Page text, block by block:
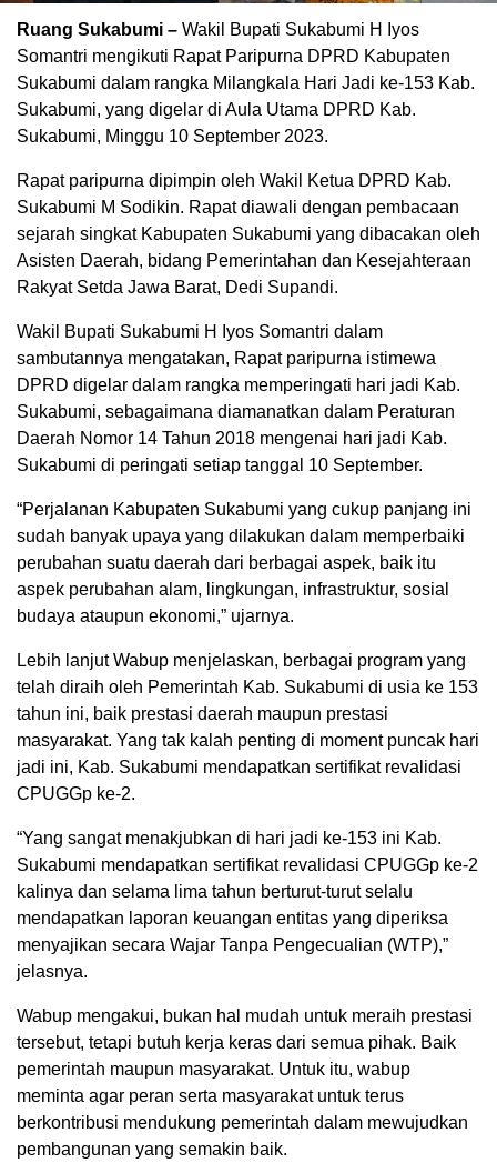
Ruang Sukabumi – Wakil Bupati Sukabumi H Iyos
Somantri mengikuti Rapat Paripurna DPRD Kabupaten
Sukabumi dalam rangka Milangkala Hari Jadi ke-153 Kab.
Sukabumi, yang digelar di Aula Utama DPRD Kab.
Sukabumi, Minggu 10 September 2023.
Rapat paripurna dipimpin oleh Wakil Ketua DPRD Kab.
Sukabumi M Sodikin. Rapat diawali dengan pembacaan
sejarah singkat Kabupaten Sukabumi yang dibacakan oleh
Asisten Daerah, bidang Pemerintahan dan Kesejahteraan
Rakyat Setda Jawa Barat, Dedi Supandi.
Wakil Bupati Sukabumi H Iyos Somantri dalam
sambutannya mengatakan, Rapat paripurna istimewa
DPRD digelar dalam rangka memperingati hari jadi Kab.
Sukabumi, sebagaimana diamanatkan dalam Peraturan
Daerah Nomor 14 Tahun 2018 mengenai hari jadi Kab.
Sukabumi di peringati setiap tanggal 10 September.
“Perjalanan Kabupaten Sukabumi yang cukup panjang ini
sudah banyak upaya yang dilakukan dalam memperbaiki
perubahan suatu daerah dari berbagai aspek, baik itu
aspek perubahan alam, lingkungan, infrastruktur, sosial
budaya ataupun ekonomi,” ujarnya.
Lebih lanjut Wabup menjelaskan, berbagai program yang
telah diraih oleh Pemerintah Kab. Sukabumi di usia ke 153
tahun ini, baik prestasi daerah maupun prestasi
masyarakat. Yang tak kalah penting di moment puncak hari
jadi ini, Kab. Sukabumi mendapatkan sertifikat revalidasi
CPUGGp ke-2.
“Yang sangat menakjubkan di hari jadi ke-153 ini Kab.
Sukabumi mendapatkan sertifikat revalidasi CPUGGp ke-2
kalinya dan selama lima tahun berturut-turut selalu
mendapatkan laporan keuangan entitas yang diperiksa
menyajikan secara Wajar Tanpa Pengecualian (WTP),”
jelasnya.
Wabup mengakui, bukan hal mudah untuk meraih prestasi
tersebut, tetapi butuh kerja keras dari semua pihak. Baik
pemerintah maupun masyarakat. Untuk itu, wabup
meminta agar peran serta masyarakat untuk terus
berkontribusi mendukung pemerintah dalam mewujudkan
pembangunan yang semakin baik.